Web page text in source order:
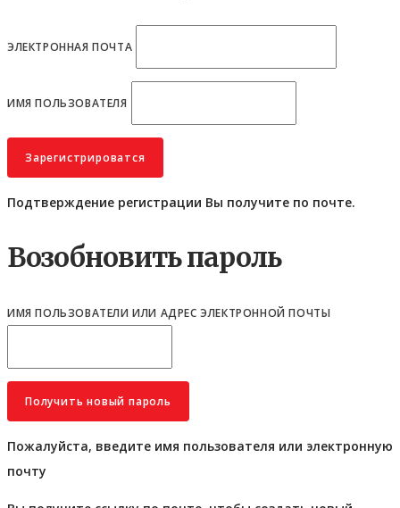
ЭЛЕКТРОННАЯ ПОЧТА
ИМЯ ПОЛЬЗОВАТЕЛЯ
Подтверждение регистрации Вы получите по почте.
Возобновить пароль
ИМЯ ПОЛЬЗОВАТЕЛИ ИЛИ АДРЕС ЭЛЕКТРОННОЙ ПОЧТЫ
Пожалуйста, введите имя пользователя или электронную
почту